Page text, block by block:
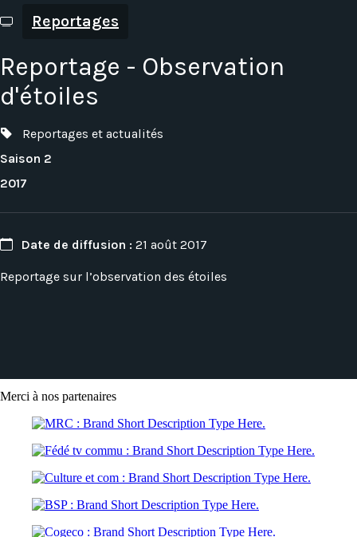
Reportages
Reportage - Observation
d'étoiles
Reportages et actualités
Saison 2
2017
Date de diffusion : 21 août 2017
Reportage sur l’observation des étoiles
Merci à nos partenaires